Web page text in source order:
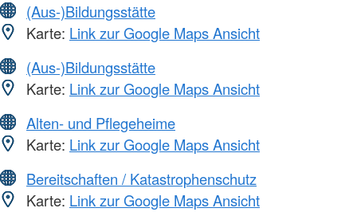
(Aus-)Bildungsstätte
Karte: Link zur Google Maps Ansicht
(Aus-)Bildungsstätte
Karte: Link zur Google Maps Ansicht
Alten- und Pflegeheime
Karte: Link zur Google Maps Ansicht
Bereitschaften / Katastrophenschutz
Karte: Link zur Google Maps Ansicht